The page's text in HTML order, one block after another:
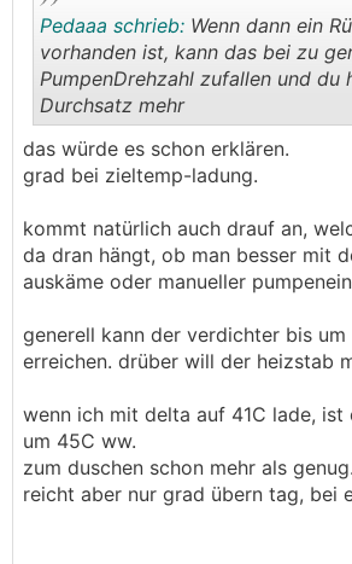
..
Pedaaa schrieb: Wenn dann ein
vorhanden ist, kann das bei zu
PumpenDrehzahl zufallen und du
Durchsatz mehr
das würde es schon erklären.
grad bei zieltemp-ladung.
kommt natürlich auch drauf an,
da dran hängt, ob man besser mit
auskäme oder manueller
generell kann der verdichter bis um
erreichen. drüber will der heizstab
wenn ich mit delta auf 41C lade, ist
um 45C ww.
zum duschen schon mehr als genug.
reicht aber nur grad übern tag, bei